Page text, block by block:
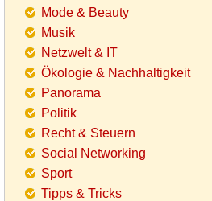
Mode & Beauty
Musik
Netzwelt & IT
Ökologie & Nachhaltigkeit
Panorama
Politik
Recht & Steuern
Social Networking
Sport
Tipps & Tricks